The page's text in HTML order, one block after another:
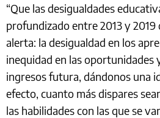
“Que las desigualdades
profundizado entre 2013 y 2019
alerta: la desigualdad en los
inequidad en las oportunidades
ingresos futura, dándonos una
efecto, cuanto más dispares
las habilidades con las que se